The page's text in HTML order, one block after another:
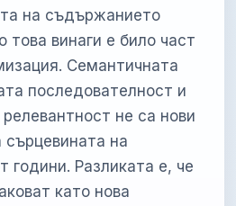
на съдържанието
това винаги е било част
Семантичната
последователност и
не са нови
сърцевината на
години. Разликата е, че
като нова